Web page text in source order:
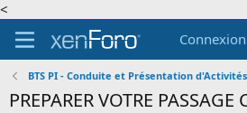
<
Connexion
BTS PI - Conduite et Présentation
PREPARER VOTRE